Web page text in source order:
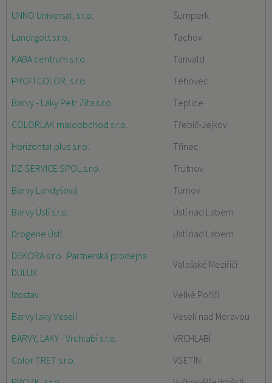
UNNO Universal, s.r.o.
Šumperk
Landrgott s.r.o.
Tachov
KABA centrum s.r.o.
Tanvald
PROFI COLOR, s.r.o.
Tehovec
Barvy - Laky Petr Zíta s.r.o.
Teplice
COLORLAK maloobchod s.r.o.
Třebíč-Jejkov
Horizontal plus s.r.o.
Třinec
DZ-SERVICE SPOL.s.r.o.
Trutnov
Barvy Landyšová
Turnov
Barvy Ústí s.r.o.
Ústí nad Labem
Drogerie Ústí
Ústí nad Labem
DEKORA s.r.o . Partnerská prodejna
DULUX
Valašské Meziříčí
Izostav
Velké Poříčí
Barvy laky Veselí
Veselí nad Moravou
BARVY, LAKY - Vrchlabí s.r.o.
VRCHLABÍ
Color TRET s.r.o.
VSETÍN